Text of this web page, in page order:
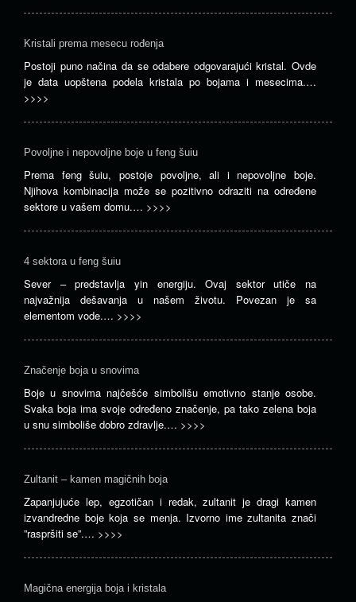
Kristali prema mesecu rođenja
Postoji puno načina da se odabere odgovarajući kristal. Ovde
je data uopštena podela kristala po bojama i mesecima.…
>>>>
Povoljne i nepovoljne boje u feng šuiu
Prema feng šuiu, postoje povoljne, ali i nepovoljne boje.
Njihova kombinacija može se pozitivno odraziti na određene
sektore u vašem domu.… >>>>
4 sektora u feng šuiu
Sever – predstavlja yin energiju. Ovaj sektor utiče na
najvažnija dešavanja u našem životu. Povezan je sa
elementom vode.… >>>>
Značenje boja u snovima
Boje u snovima najčešće simbolišu emotivno stanje osobe.
Svaka boja ima svoje određeno značenje, pa tako zelena boja
u snu simboliše dobro zdravlje.… >>>>
Zultanit – kamen magičnih boja
Zapanjujuće lep, egzotičan i redak, zultanit je dragi kamen
izvandredne boje koja se menja. Izvorno ime zultanita znači
”raspršiti se”.… >>>>
Magična energija boja i kristala